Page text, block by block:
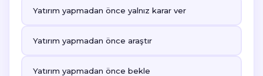
Yatırım yapmadan önce yalnız karar ver
Yatırım yapmadan önce araştır
Yatırım yapmadan önce bekle